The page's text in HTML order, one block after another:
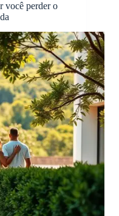
você perder o